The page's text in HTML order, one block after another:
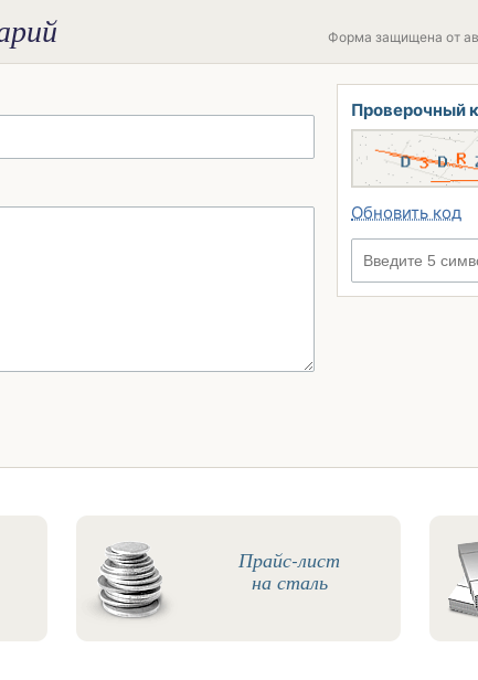
Форма защищена от
Проверочный
Обновить код
Прайс-лист
на сталь